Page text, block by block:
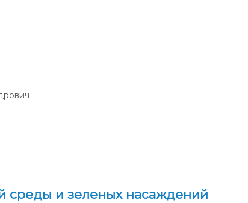
среды и зеленых насаждений